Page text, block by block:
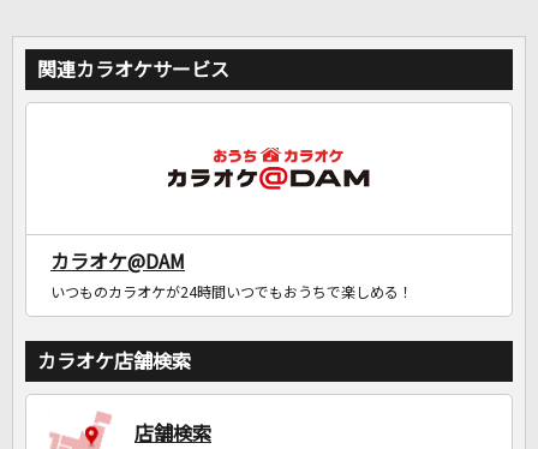
関連カラオケサービス
カラオケ@DAM
いつものカラオケが24時間いつでもおうちで楽しめる！
カラオケ店舗検索
店舗検索